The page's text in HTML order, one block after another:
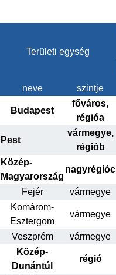
Területi egység
neve szintje
Budapest
főváros,
régióa
Pest
vármegye,
régiób
Közép-
Magyarország
nagyrégióc
Fejér vármegye
Komárom-
Esztergom
vármegye
Veszprém vármegye
Közép-
Dunántúl
régió